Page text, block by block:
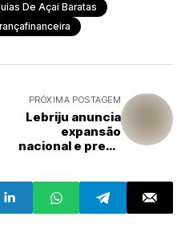
De Açai Baratas
PRÓXIMA POSTAGEM
Lebriju anuncia
expansão
nacional e prevê